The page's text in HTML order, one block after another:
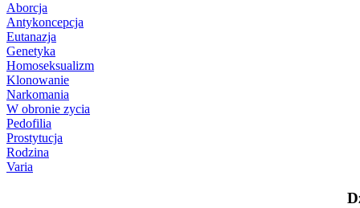
Aborcja
Antykoncepcja
Eutanazja
Genetyka
Homoseksualizm
Klonowanie
Narkomania
W obronie zycia
Pedofilia
Prostytucja
Rodzina
Varia